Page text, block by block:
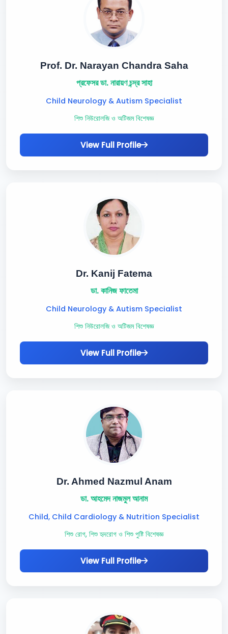
Prof. Dr. Narayan Chandra Saha
প্রফেসর ডা. নারায়ণ চন্দ্র সাহা
Child Neurology & Autism Specialist
শিশু নিউরোলজি ও অটিজম বিশেষজ্ঞ
View Full Profile
Dr. Kanij Fatema
ডা. কানিজ ফাতেমা
Child Neurology & Autism Specialist
শিশু নিউরোলজি ও অটিজম বিশেষজ্ঞ
View Full Profile
Dr. Ahmed Nazmul Anam
ডা. আহমেদ নাজমুল আনাম
Child, Child Cardiology & Nutrition Specialist
শিশু রোগ, শিশু হৃদরোগ ও শিশু পুষ্টি বিশেষজ্ঞ
View Full Profile